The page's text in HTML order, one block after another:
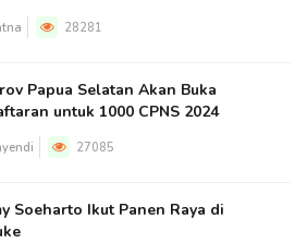
28281
Papua Selatan Akan Buka
untuk 1000 CPNS 2024
27085
Soeharto Ikut Panen Raya di